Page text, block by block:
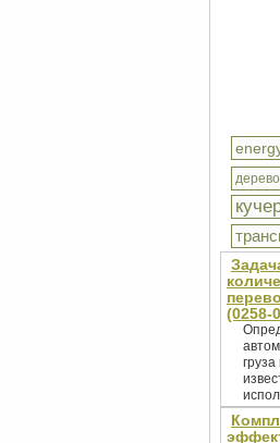
(0258-